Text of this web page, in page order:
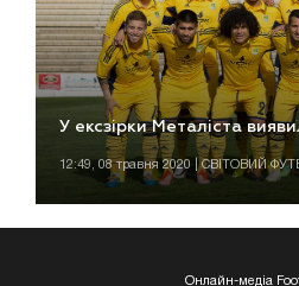
У ексзірки Металіста
12:49, 08 травня 2020 | СВІТОВИЙ
Онлайн-медіа